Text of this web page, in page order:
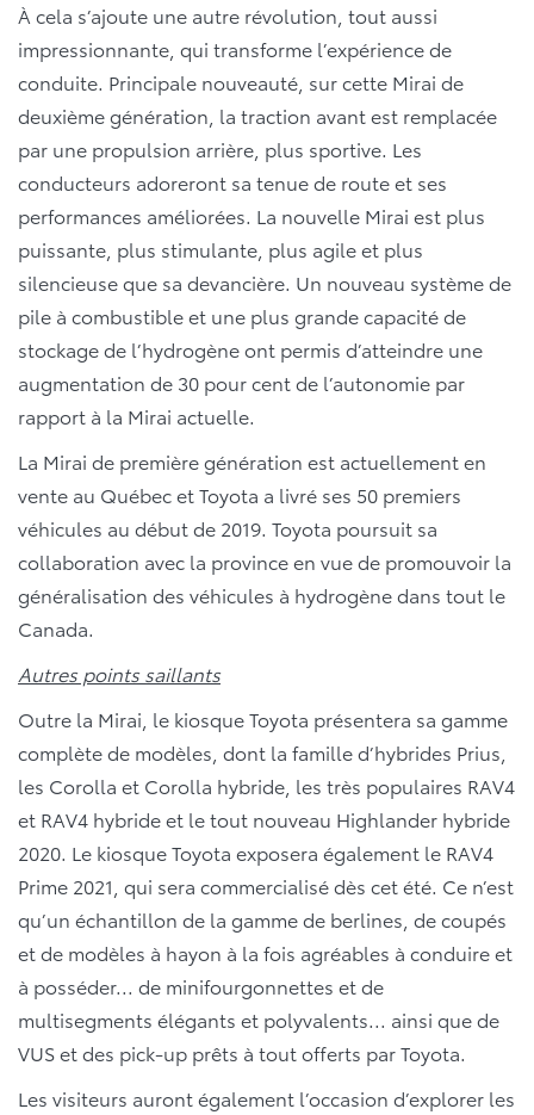
À cela s’ajoute une autre révolution, tout aussi
impressionnante, qui transforme l’expérience de
conduite. Principale nouveauté, sur cette Mirai de
deuxième génération, la traction avant est remplacée
par une propulsion arrière, plus sportive. Les
conducteurs adoreront sa tenue de route et ses
performances améliorées. La nouvelle Mirai est plus
puissante, plus stimulante, plus agile et plus
silencieuse que sa devancière. Un nouveau système de
pile à combustible et une plus grande capacité de
stockage de l’hydrogène ont permis d’atteindre une
augmentation de 30 pour cent de l’autonomie par
rapport à la Mirai actuelle.
La Mirai de première génération est actuellement en
vente au Québec et Toyota a livré ses 50 premiers
véhicules au début de 2019. Toyota poursuit sa
collaboration avec la province en vue de promouvoir la
généralisation des véhicules à hydrogène dans tout le
Canada.
Autres points saillants
Outre la Mirai, le kiosque Toyota présentera sa gamme
complète de modèles, dont la famille d’hybrides Prius,
les Corolla et Corolla hybride, les très populaires RAV4
et RAV4 hybride et le tout nouveau Highlander hybride
2020. Le kiosque Toyota exposera également le RAV4
Prime 2021, qui sera commercialisé dès cet été. Ce n’est
qu’un échantillon de la gamme de berlines, de coupés
et de modèles à hayon à la fois agréables à conduire et
à posséder... de minifourgonnettes et de
multisegments élégants et polyvalents... ainsi que de
VUS et des pick-up prêts à tout offerts par Toyota.
Les visiteurs auront également l’occasion d’explorer les